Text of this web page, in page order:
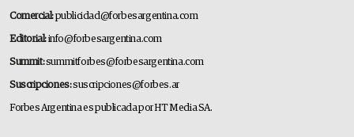
Comercial:publicidad@forbesargentina.com
Editorial:info@forbesargentina.com
Summit:summitforbes@forbesargentina.com
Suscripciones:suscripciones@forbes.ar
Forbes Argentina es publicada por HT Media SA.